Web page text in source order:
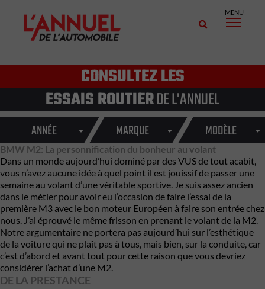
MENU
CONSULTEZ LES
ESSAIS ROUTIERDE L'ANNUEL
ANNÉE MARQUE MODÈLE
BMW M2: La personnification du bonheur au volant
Dans un monde aujourd’hui dominé par des VUS de tout acabit,
vous n’avez aucune idée à quel point il est jouissif de passer une
semaine au volant d’une véritable sportive. Je suis assez ancien
dans le métier pour avoir eu l’occasion de faire l’essai de la
première M3 avec le bon moteur Européen à faire son entrée chez
nous. J’ai éprouvé le même frisson en prenant le volant de la M2.
Notre argumentaire ne portera pas aujourd’hui sur l’esthétique
de la voiture qui ne plaît pas à tous, mais bien, sur la conduite, car
c’est d’abord et avant tout pour cette raison que vous devriez
considérer l’achat d’une M2.
DE LA PRESTANCE